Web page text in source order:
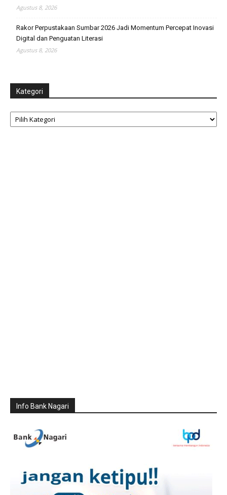
Agustus 8, 2026
Rakor Perpustakaan Sumbar 2026 Jadi Momentum Percepat Inovasi
Digital dan Penguatan Literasi
Agustus 8, 2026
Kategori
Kategori
Info Bank Nagari